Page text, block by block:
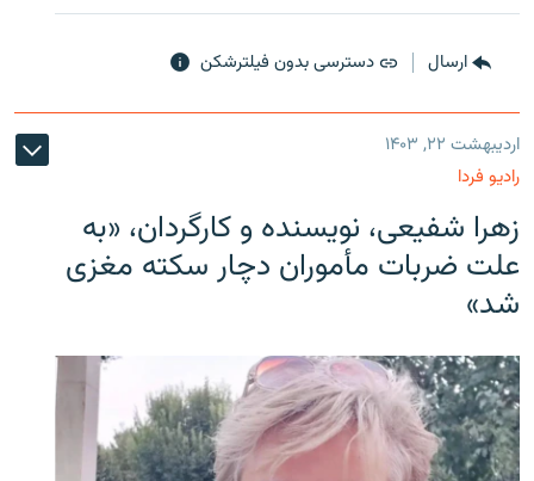
ارسال دسترسی بدون فیلترشکن
اردیبهشت ۲۲, ۱۴۰۳
رادیو فردا
زهرا شفیعی، نویسنده و کارگردان، «به
علت ضربات مأموران دچار سکته مغزی
شد»